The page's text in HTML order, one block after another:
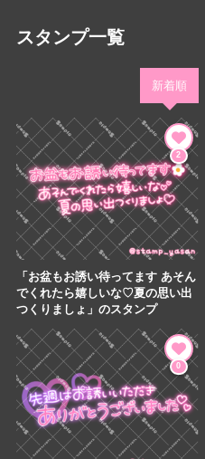
スタンプ一覧
新着順
2
「お盆もお誘い待ってます あそん
でくれたら嬉しいな♡夏の思い出
つくりましょ」のスタンプ
0